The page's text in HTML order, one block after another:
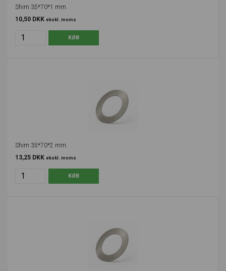
Shim 35*70*1 mm.
10,50 DKK ekskl. moms
Shim 35*70*2 mm.
13,25 DKK ekskl. moms